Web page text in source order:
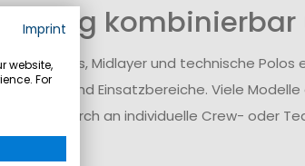
Softshells, Midlayer und technische
und Einsatzbereiche. Viele
sich dadurch an individuelle Crew- oder
Imprint
website,
For